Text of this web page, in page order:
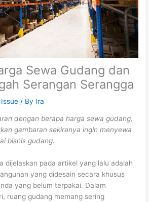
Sewa Gudang dan
Serangan Serangga
/ By Ira
dengan berapa harga sewa gudang,
gambaran sekiranya ingin menyewa
bisnis gudang.
dijelaskan pada artikel yang lalu adalah
yang didesain secara khusus
yang belum terpakai. Dalam
ruang gudang memang sering